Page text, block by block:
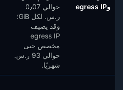
وegress IP
حوالي 0٫07
ر.س.‏ لكل GiB؛
وقد يضيف
egress IP
مخصص حتى
حوالي 93 ر.س.‏
شهريًا.